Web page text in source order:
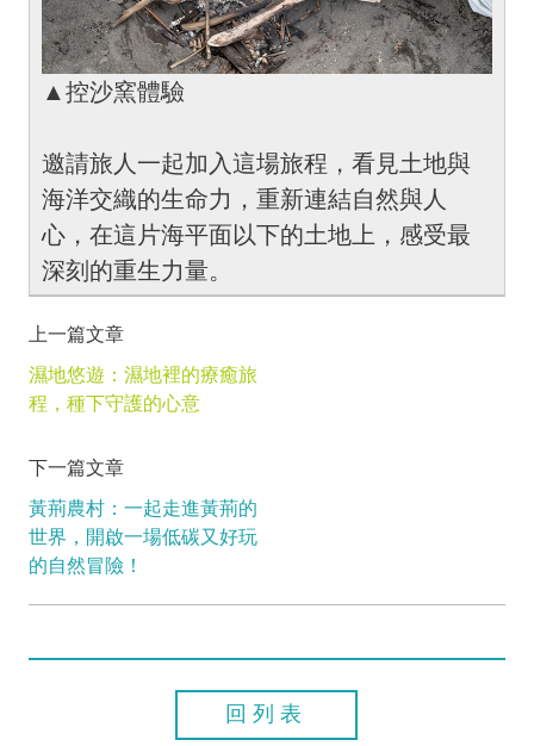
▲控沙窯體驗
邀請旅人一起加入這場旅程，看見土地與
海洋交織的生命力，重新連結自然與人
心，在這片海平面以下的土地上，感受最
深刻的重生力量。
上一篇文章
濕地悠遊：濕地裡的療癒旅
程，種下守護的心意
下一篇文章
黃荊農村：一起走進黃荊的
世界，開啟一場低碳又好玩
的自然冒險！
回列表